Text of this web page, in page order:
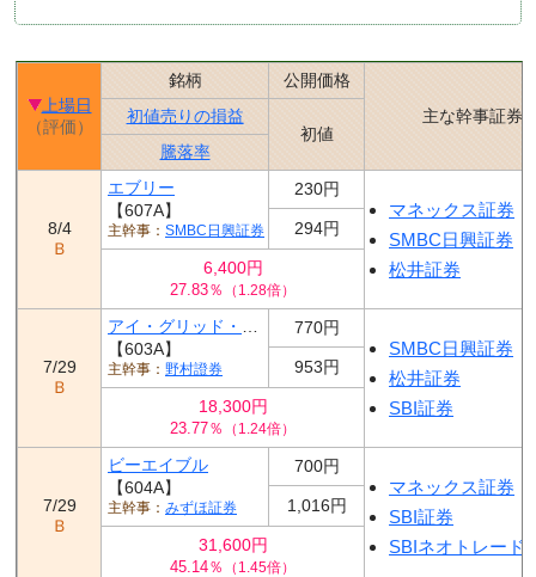
上場日
（評価）
銘柄
公開価格
主な幹事証券
初値売りの損益
初値
騰落率
8/4
Ｂ
エブリー
【607A】
SMBC日興証券
230円
マネックス証券
SMBC日興証券
松井証券
294円
6,400円
27.83％ （1.28倍）
7/29
Ｂ
【603A】
野村證券
770円
SMBC日興証券
松井証券
SBI証券
953円
18,300円
23.77％ （1.24倍）
7/29
Ｂ
ビーエイブル
【604A】
みずほ証券
700円
マネックス証券
SBI証券
SBIネオトレード
1,016円
31,600円
45.14％ （1.45倍）